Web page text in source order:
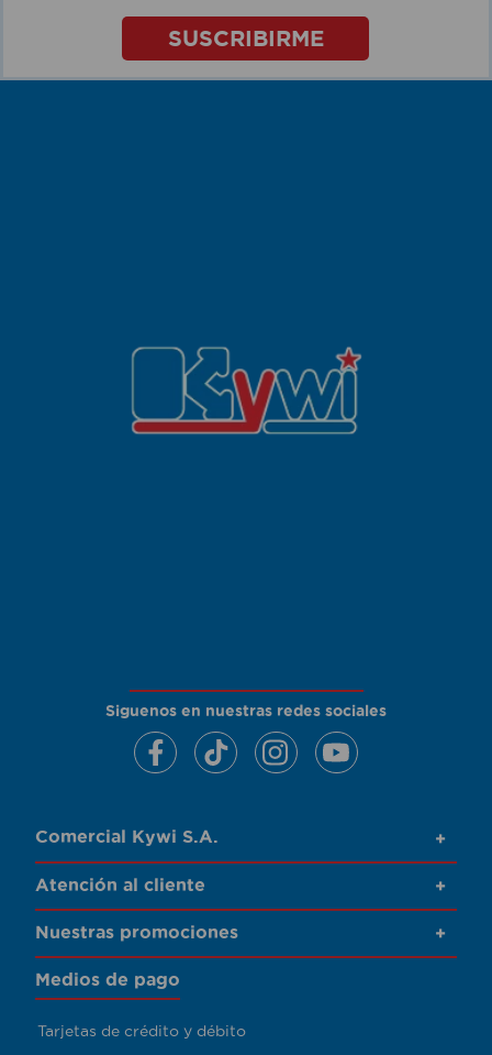
SUSCRIBIRME
Siguenos en nuestras redes sociales
Comercial Kywi S.A. +
Atención al cliente +
Nuestras promociones +
Medios de pago
Tarjetas de crédito y débito